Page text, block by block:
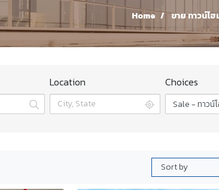
Home ขาย ทาวน์โฮ
Location Choices
Sale - ทา